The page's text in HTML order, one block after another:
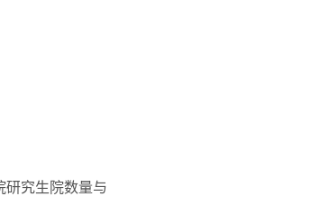
研究生院数量与